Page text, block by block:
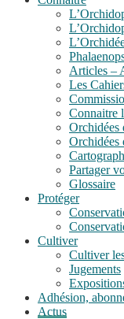
Articles –
Les
Connaitre
Orchidées
Orchidées
Partager
Glossaire
Protéger
Cultiver
Cultiver
Jugements
Adhésion,
Actus